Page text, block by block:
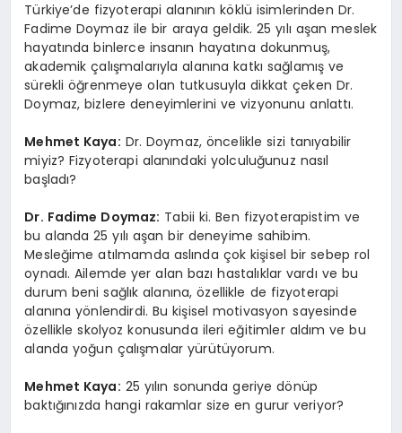
Türkiye’de fizyoterapi alanının köklü isimlerinden Dr.
Fadime Doymaz ile bir araya geldik. 25 yılı aşan meslek
hayatında binlerce insanın hayatına dokunmuş,
akademik çalışmalarıyla alanına katkı sağlamış ve
sürekli öğrenmeye olan tutkusuyla dikkat çeken Dr.
Doymaz, bizlere deneyimlerini ve vizyonunu anlattı.
Mehmet Kaya: Dr. Doymaz, öncelikle sizi tanıyabilir
miyiz? Fizyoterapi alanındaki yolculuğunuz nasıl
başladı?
Dr. Fadime Doymaz: Tabii ki. Ben fizyoterapistim ve
bu alanda 25 yılı aşan bir deneyime sahibim.
Mesleğime atılmamda aslında çok kişisel bir sebep rol
oynadı. Ailemde yer alan bazı hastalıklar vardı ve bu
durum beni sağlık alanına, özellikle de fizyoterapi
alanına yönlendirdi. Bu kişisel motivasyon sayesinde
özellikle skolyoz konusunda ileri eğitimler aldım ve bu
alanda yoğun çalışmalar yürütüyorum.
Mehmet Kaya: 25 yılın sonunda geriye dönüp
baktığınızda hangi rakamlar size en gurur veriyor?